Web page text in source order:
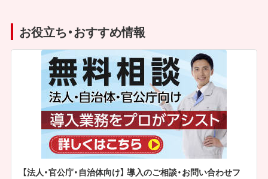
お役立ち・おすすめ情報
【法人・官公庁・自治体向け】 導入のご相談・お問い合わせフ